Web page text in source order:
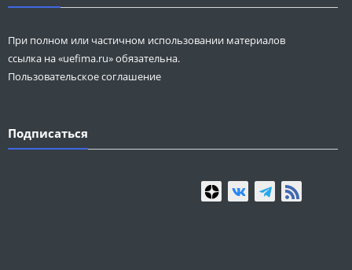
При полном или частичном использовании материалов
ссылка на «uefima.ru» обязательна.
Пользовательское соглашение
Подписаться